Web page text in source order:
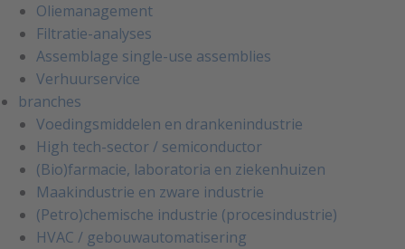
Oliemanagement
Filtratie-analyses
Assemblage single-use assemblies
Verhuurservice
branches
Voedingsmiddelen en drankenindustrie
High tech-sector / semiconductor
(Bio)farmacie, laboratoria en ziekenhuizen
Maakindustrie en zware industrie
(Petro)chemische industrie (procesindustrie)
HVAC / gebouwautomatisering